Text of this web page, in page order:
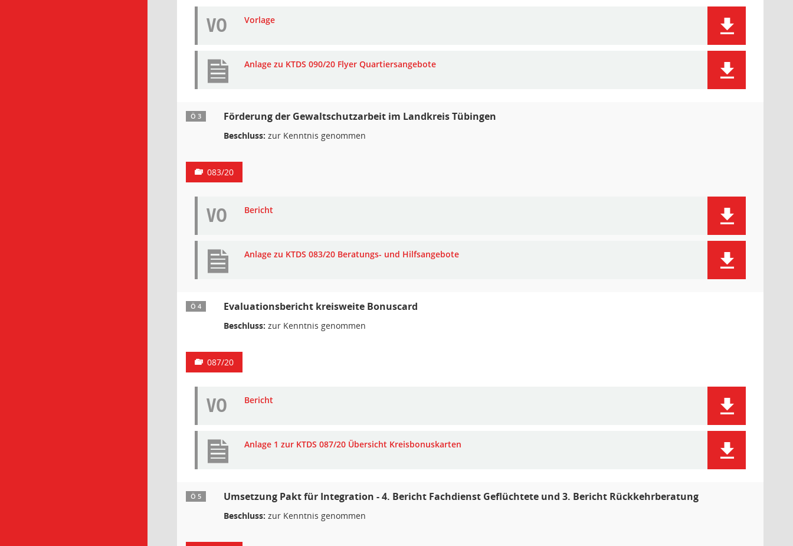
VO Vorlage
Anlage zu KTDS 090/20 Flyer Quartiersangebote
Ö 3 Förderung der Gewaltschutzarbeit im Landkreis Tübingen
Beschluss: zur Kenntnis genommen
083/20
VO Bericht
Anlage zu KTDS 083/20 Beratungs- und Hilfsangebote
Ö 4 Evaluationsbericht kreisweite Bonuscard
Beschluss: zur Kenntnis genommen
087/20
VO Bericht
Anlage 1 zur KTDS 087/20 Übersicht Kreisbonuskarten
Ö 5 Umsetzung Pakt für Integration - 4. Bericht Fachdienst Geflüchtete und 3. Bericht Rückkehrberatung
Beschluss: zur Kenntnis genommen